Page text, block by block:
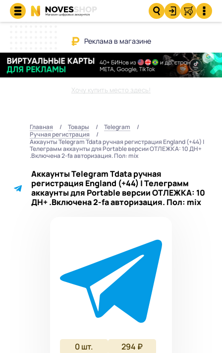
Реклама в магазине
Хочу купить место здесь!
Главная Товары
Telegram
Ручная регистрация
Аккаунты Telegram Tdata ручная регистрация England (+44) |
Телеграмм аккаунты для Portable версии ОТЛЕЖКА: 10 ДН+
.Включена 2-fa авторизация. Пол: mix
Аккаунты Telegram Tdata ручная
регистрация England (+44) | Телеграмм
аккаунты для Portable версии ОТЛЕЖКА: 10
ДН+ .Включена 2-fa авторизация. Пол: mix
0шт. 294 ₽